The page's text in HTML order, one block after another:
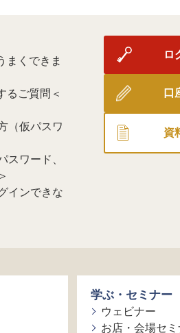
まくできま
るご質問＜
（仮パスワ
スワード、
インできな
ロ
口
資
学ぶ・セミナー
ウェビナー
お店・会場セミ